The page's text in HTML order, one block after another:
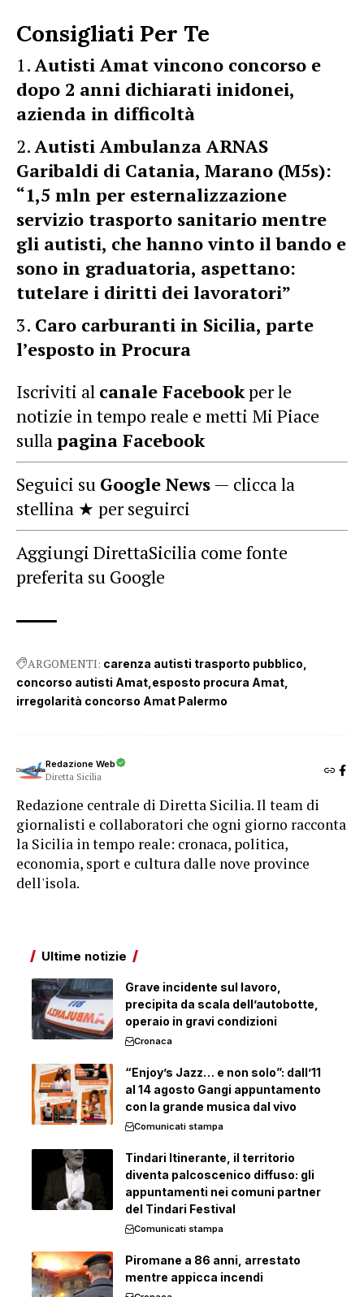
Consigliati Per Te
Autisti Amat vincono concorso e
dopo 2 anni dichiarati inidonei,
azienda in difficoltà
Autisti Ambulanza ARNAS
Garibaldi di Catania, Marano (M5s):
“1,5 mln per esternalizzazione
servizio trasporto sanitario mentre
gli autisti, che hanno vinto il bando e
sono in graduatoria, aspettano:
tutelare i diritti dei lavoratori”
Caro carburanti in Sicilia, parte
l’esposto in Procura
Iscriviti al canale Facebookper le
notizie in tempo reale e metti Mi Piace
sullapagina Facebook
Seguici su Google News — clicca la
stellina ★ per seguirci
Aggiungi DirettaSicilia come fonte
preferita su Google
ARGOMENTI: carenza autisti trasporto pubblico
concorso autisti Amat esposto procura Amat
irregolarità concorso Amat Palermo
Redazione Web
Diretta Sicilia
Redazione centrale di Diretta Sicilia. Il team di
giornalisti e collaboratori che ogni giorno racconta
la Sicilia in tempo reale: cronaca, politica,
economia, sport e cultura dalle nove province
dell'isola.
Ultime notizie
Grave incidente sul lavoro,
precipita da scala dell’autobotte,
operaio in gravi condizioni
Cronaca
“Enjoy’s Jazz… e non solo”: dall’11
al 14 agosto Gangi appuntamento
con la grande musica dal vivo
Comunicati stampa
Tindari Itinerante, il territorio
diventa palcoscenico diffuso: gli
appuntamenti nei comuni partner
del Tindari Festival
Comunicati stampa
Piromane a 86 anni, arrestato
mentre appicca incendi